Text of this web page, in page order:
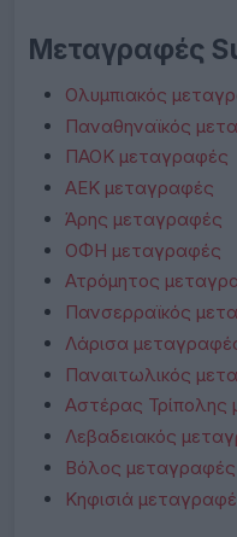
Μεταγραφές
Ολυμπιακός
Παναθηναϊκός
ΠΑΟΚ μεταγραφές
ΑΕΚ μεταγραφές
Άρης μεταγραφές
ΟΦΗ μεταγραφές
Ατρόμητος
Πανσερραϊκός
Λάρισα
Παναιτωλικός
Αστέρας Τρίπολης
Λεβαδειακός
Βόλος μεταγραφές
Κηφισιά